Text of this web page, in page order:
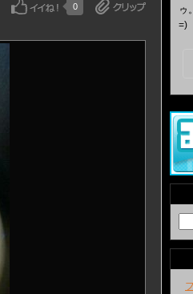
0
ゥ
=)ゞ